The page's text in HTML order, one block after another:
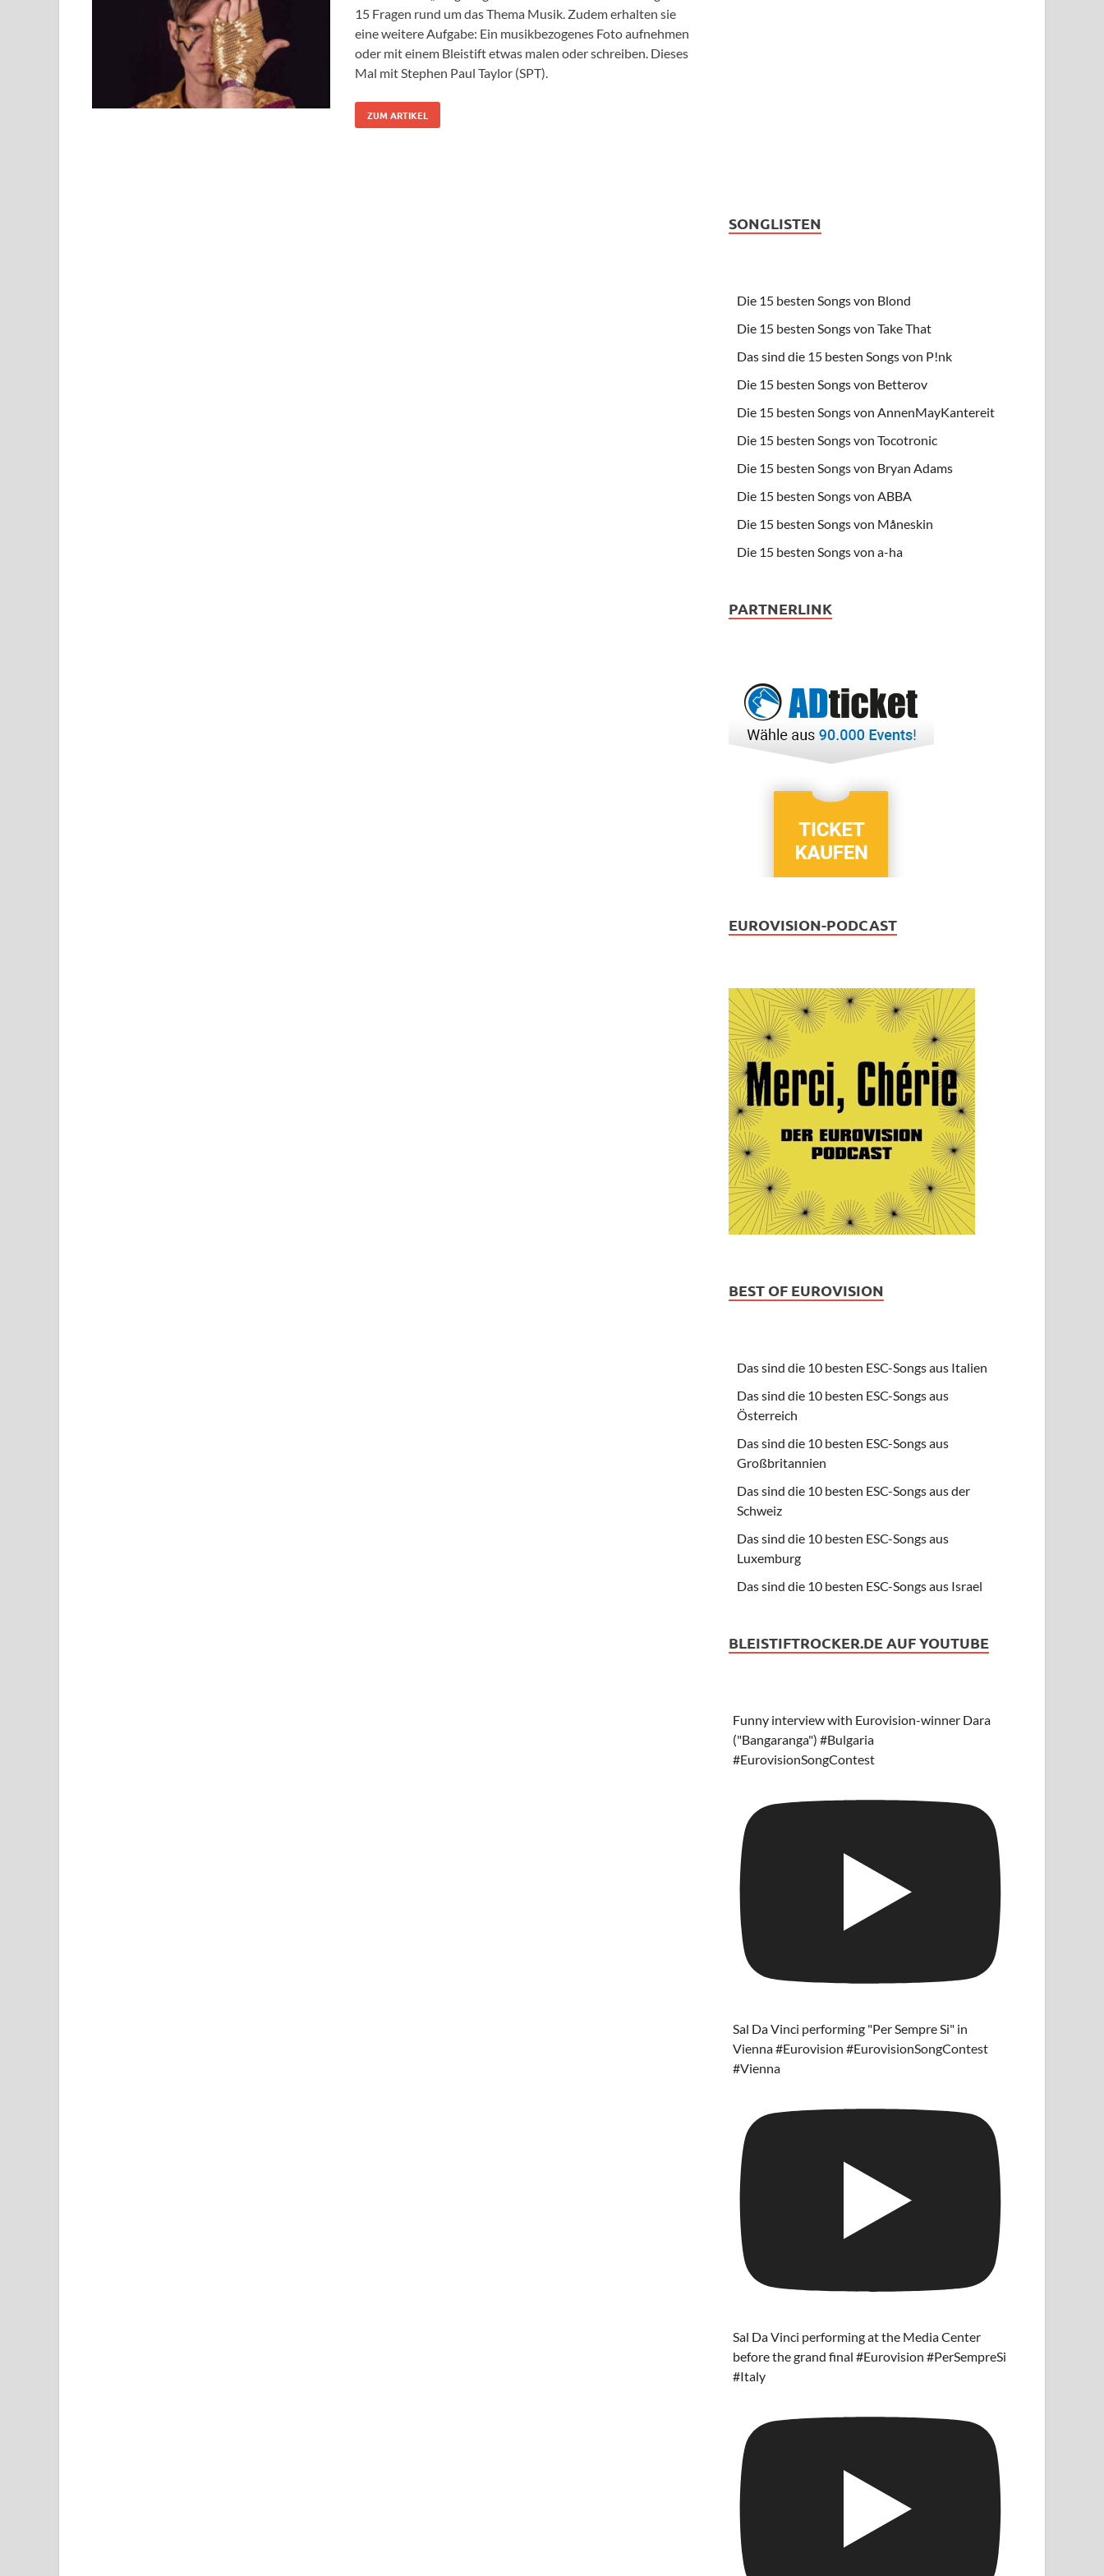
15 Fragen rund um das Thema Musik. Zudem erhalten sie
eine weitere Aufgabe: Ein musikbezogenes Foto aufnehmen
oder mit einem Bleistift etwas malen oder schreiben. Dieses
Mal mit Stephen Paul Taylor (SPT).
ZUM ARTIKEL
SONGLISTEN
Die 15 besten Songs von Blond
Die 15 besten Songs von Take That
Das sind die 15 besten Songs von P!nk
Die 15 besten Songs von Betterov
Die 15 besten Songs von AnnenMayKantereit
Die 15 besten Songs von Tocotronic
Die 15 besten Songs von Bryan Adams
Die 15 besten Songs von ABBA
Die 15 besten Songs von Måneskin
Die 15 besten Songs von a-ha
PARTNERLINK
EUROVISION-PODCAST
BEST OF EUROVISION
Das sind die 10 besten ESC-Songs aus Italien
Das sind die 10 besten ESC-Songs aus
Österreich
Das sind die 10 besten ESC-Songs aus
Großbritannien
Das sind die 10 besten ESC-Songs aus der
Schweiz
Das sind die 10 besten ESC-Songs aus
Luxemburg
Das sind die 10 besten ESC-Songs aus Israel
BLEISTIFTROCKER.DE AUF YOUTUBE
Funny interview with Eurovision-winner Dara
("Bangaranga") #Bulgaria
#EurovisionSongContest
Sal Da Vinci performing "Per Sempre Si" in
Vienna #Eurovision #EurovisionSongContest
#Vienna
Sal Da Vinci performing at the Media Center
before the grand final #Eurovision #PerSempreSi
#Italy